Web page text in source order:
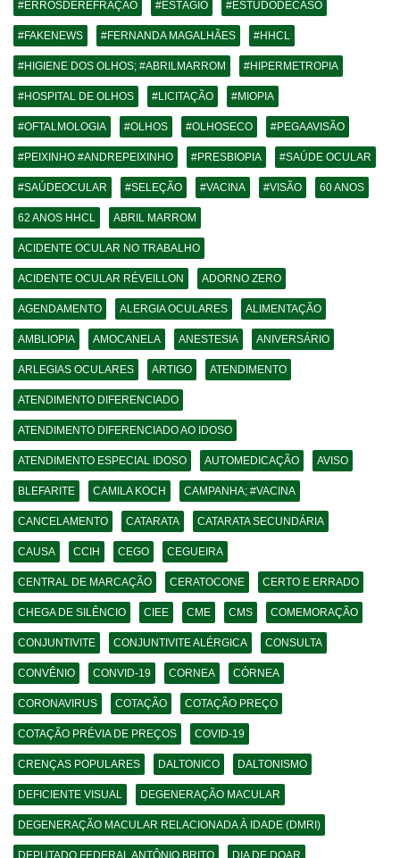
#ERROSDEREFRAÇÃO #ESTÁGIO #ESTUDODECASO
#FAKENEWS #FERNANDA MAGALHÃES #HHCL
#HIGIENE DOS OLHOS; #ABRILMARROM #HIPERMETROPIA
#HOSPITAL DE OLHOS #LICITAÇÃO #MIOPIA
#OFTALMOLOGIA #OLHOS #OLHOSECO #PEGAAVISÃO
#PEIXINHO #ANDREPEIXINHO #PRESBIOPIA #SAÚDE OCULAR
#SAÚDEOCULAR #SELEÇÃO #VACINA #VISÃO 60 ANOS
62 ANOS HHCL ABRIL MARROM
ACIDENTE OCULAR NO TRABALHO
ACIDENTE OCULAR RÉVEILLON ADORNO ZERO
AGENDAMENTO ALERGIA OCULARES ALIMENTAÇÃO
AMBLIOPIA AMOCANELA ANESTESIA ANIVERSÁRIO
ARLEGIAS OCULARES ARTIGO ATENDIMENTO
ATENDIMENTO DIFERENCIADO
ATENDIMENTO DIFERENCIADO AO IDOSO
ATENDIMENTO ESPECIAL IDOSO AUTOMEDICAÇÃO AVISO
BLEFARITE CAMILA KOCH CAMPANHA; #VACINA
CANCELAMENTO CATARATA CATARATA SECUNDÁRIA
CAUSA CCIH CEGO CEGUEIRA
CENTRAL DE MARCAÇÃO CERATOCONE CERTO E ERRADO
CHEGA DE SILÊNCIO CIEE CME CMS COMEMORAÇÃO
CONJUNTIVITE CONJUNTIVITE ALÉRGICA CONSULTA
CONVÊNIO CONVID-19 CORNEA CÓRNEA
CORONAVIRUS COTAÇÃO COTAÇÃO PREÇO
COTAÇÃO PRÉVIA DE PREÇOS COVID-19
CRENÇAS POPULARES DALTONICO DALTONISMO
DEFICIENTE VISUAL DEGENERAÇÃO MACULAR
DEGENERAÇÃO MACULAR RELACIONADA À IDADE (DMRI)
DEPUTADO FEDERAL ANTÔNIO BRITO DIA DE DOAR